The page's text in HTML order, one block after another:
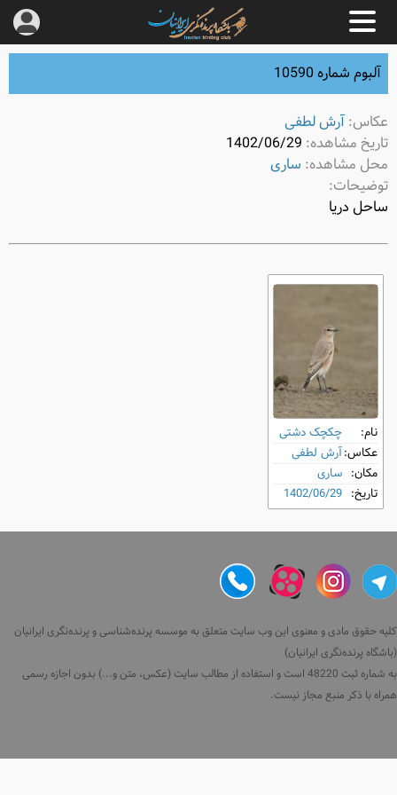
آلبوم شماره 10590
عکاس:آرش لطفی
تاریخ مشاهده: 1402/06/29
محل مشاهده: ساری
توضیحات:
ساحل دریا
نام:
چکچک دشتی
عکاس:آرش لطفی
مکان: ساری
تاریخ: 1402/06/29
کلیه حقوق مادی و معنوی این وب سایت متعلق به موسسه پرنده‌شناسی و پرنده‌نگری ایرانیان
(باشگاه پرنده‌نگری ایرانیان)
به شماره ثبت 48220 است و استفاده از مطالب سایت (عکس، متن و...) بدون اجازه رسمی
همراه با ذکر منبع مجاز نیست.